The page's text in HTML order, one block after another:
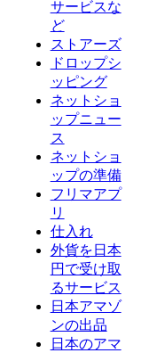
サービスな
ど
ストアーズ
ドロップシ
ッピング
ネットショ
ップニュー
ス
ネットショ
ップの準備
フリマアプ
リ
仕入れ
外貨を日本
円で受け取
るサービス
日本アマゾ
ンの出品
日本のアマ